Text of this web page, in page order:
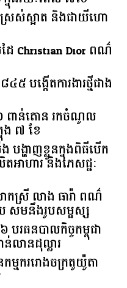
រស់ស្អាត និងជាយីហោ
ៃ Christian Dior ពណ៌
បង្កើត​ការងារ​ថ្មី​ជាង​
០ ពាន់តោន រកចំណូល
ង ៧ ខែ
ង្ហាញខ្លួនក្នុងពិធីបើក
អាហារ និងភេសជ្ជៈ
ស្រី លាង ធារ៉ា ពណ៌
សមនឹងរូបសម្ផស្ស
រធន​បាលកិច្ច​កម្ពុជា​
លាន​ដុល្លារ​
ម្មករ​រោងចក្រ​តូយ៉ូតា